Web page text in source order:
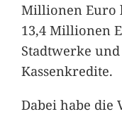
Millionen Euro
13,4 Millionen
Stadtwerke
Kassenkredite.
Dabei habe die